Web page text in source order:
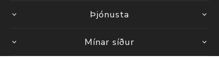
Þjónusta
Mínar síður